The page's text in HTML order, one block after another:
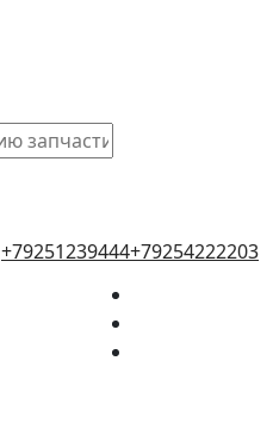
+79251239444+79254222203